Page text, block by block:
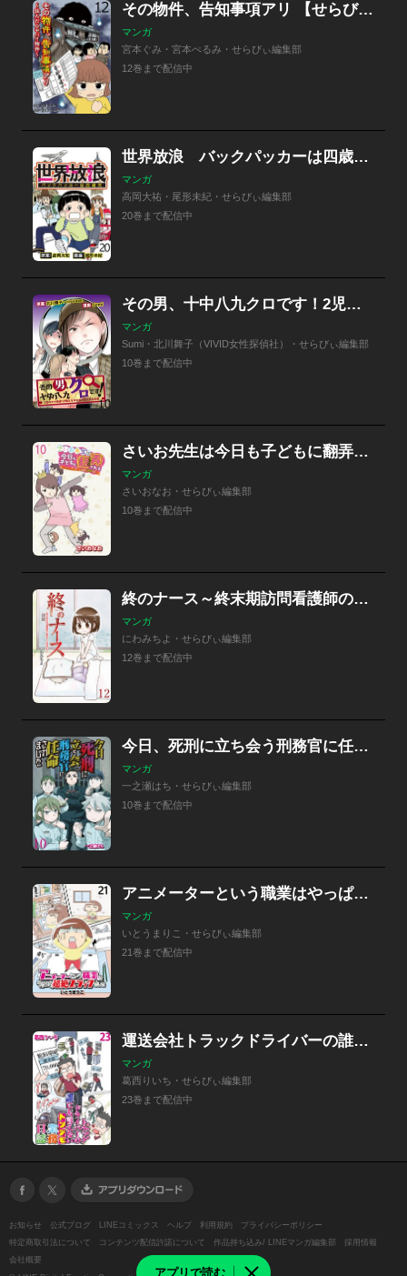
アプリで読む
その物件、告知事項アリ 【せらびぃ連載版】
マンガ
宮本ぐみ・宮本ぺるみ・せらびぃ編集部
12巻まで配信中
世界放浪 バックパッカーは四歳児 【せらびぃ連載版】
マンガ
高岡大祐・尾形未紀・せらびぃ編集部
20巻まで配信中
その男、十中八九クロです！2児のママ®探偵が教える浮気男のおバカな生態 【せらびぃ連載版】
マンガ
Sumi・北川舞子（VIVID女性探偵社）・せらびぃ編集部
10巻まで配信中
さいお先生は今日も子どもに翻弄される～ベビーシッター4年目の絶望日記～ 【せらびぃ連載版】
マンガ
さいおなお・せらびぃ編集部
10巻まで配信中
終のナース～終末期訪問看護師の看取りの現場より～ 【せらびぃ連載版】
マンガ
にわみちよ・せらびぃ編集部
12巻まで配信中
今日、死刑に立ち会う刑務官に任命されました 【せらびぃ連載版】
マンガ
一之瀬はち・せらびぃ編集部
10巻まで配信中
アニメーターという職業はやっぱり超絶ブラックでした 【せらびぃ連載版】
マンガ
いとうまりこ・せらびぃ編集部
21巻まで配信中
運送会社トラックドライバーの誰にも言えないトンデモ業務日誌 【せらびぃ連載版】
マンガ
葛西りいち・せらびぃ編集部
23巻まで配信中
お知らせ 公式ブログ LINEコミックス ヘルプ 利用規約
プライバシーポリシー
特定商取引法について
コンテンツ配信許諾について 作品持ち込み/ LINEマンガ編集部
採用情報
会社概要